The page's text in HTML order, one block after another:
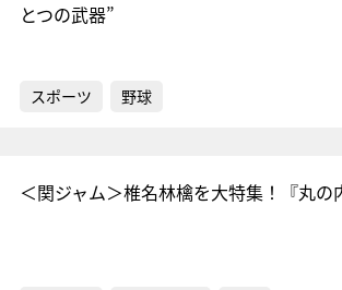
とつの武器”
スポーツ 野球
＜関ジャム＞椎名林檎を大特集！『丸